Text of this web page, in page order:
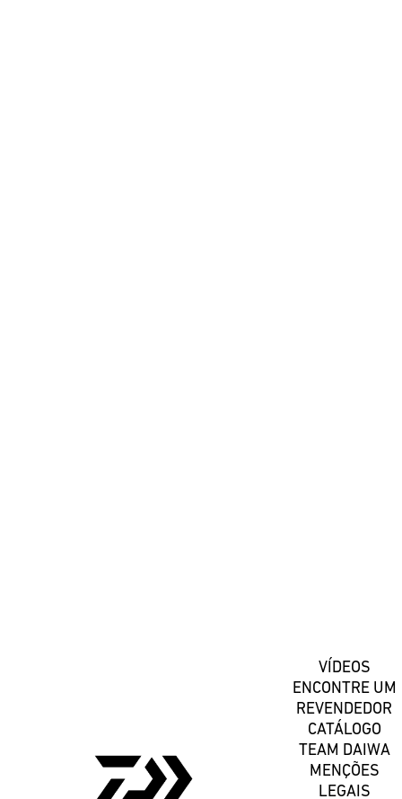
VÍDEOS
ENCONTRE UM
REVENDEDOR
CATÁLOGO
TEAM DAIWA
MENÇÕES
LEGAIS